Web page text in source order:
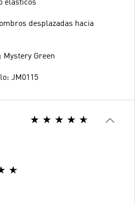
elásticos
desplazadas hacia
Green
JM0115